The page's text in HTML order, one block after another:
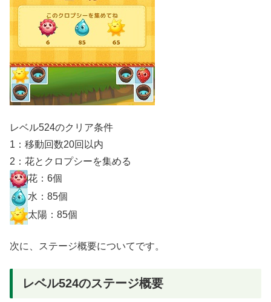
レベル524のクリア条件
1：移動回数20回以内
2：花とクロプシーを集める
花：6個
水：85個
太陽：85個
次に、ステージ概要についてです。
レベル524のステージ概要